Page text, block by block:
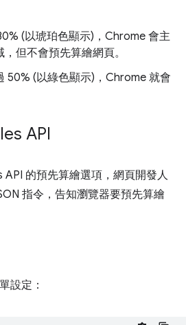
(以琥珀色顯示)，Chrome 會主
但不會預先算繪網頁。
50% (以綠色顯示)，Chrome 就會
API
API 的預先算繪選項，網頁開發人
指令，告知瀏覽器要預先算繪
設定：